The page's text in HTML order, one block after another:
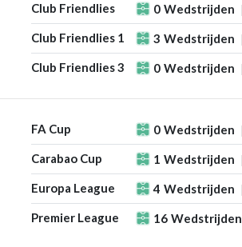
Club Friendlies 0 Wedstrijden
Club Friendlies 1 3 Wedstrijden
Club Friendlies 3 0 Wedstrijden
FA Cup 0 Wedstrijden
Carabao Cup 1 Wedstrijden
Europa League 4 Wedstrijden
Premier League 16 Wedstrijden